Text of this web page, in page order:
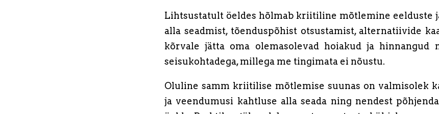
Lihtsustatult öeldes hõlmab kriitiline mõtlemine eelduste
alla seadmist, tõenduspõhist otsustamist, alternatiivide
kõrvale jätta oma olemasolevad hoiakud ja hinnangud
seisukohtadega, millega me tingimata ei nõustu.
Oluline samm kriitilise mõtlemise suunas on valmisolek
ja veendumusi kahtluse alla seada ning nendest